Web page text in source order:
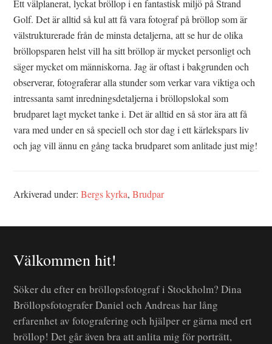
Ett välplanerat, lyckat bröllop i en fantastisk miljö på Strand
Golf. Det är alltid så kul att få vara fotograf på bröllop som är
välstrukturerade från de minsta detaljerna, att se hur de olika
bröllopsparen helst vill ha sitt bröllop är mycket personligt och
säger mycket om människorna. Jag är oftast i bakgrunden och
observerar, fotograferar alla stunder som verkar vara viktiga och
intressanta samt inredningsdetaljerna i bröllopslokal som
brudparet lagt mycket tanke i. Det är alltid en så stor ära att få
vara med under en så speciell och stor dag i ett kärlekspars liv
och jag vill ännu en gång tacka brudparet som anlitade just mig!
Arkiverad under:Bergs kyrka,Brudpar
Välkommen hit!
Söker du efter en bröllopsfotograf i Stockholm? Dina
Bröllopsfotografer Daniel och Andreas har lång
erfarenhet av fotografering och hjälper er gärna med ert
bröllop! Det går även bra att anlita mig för porträtt,